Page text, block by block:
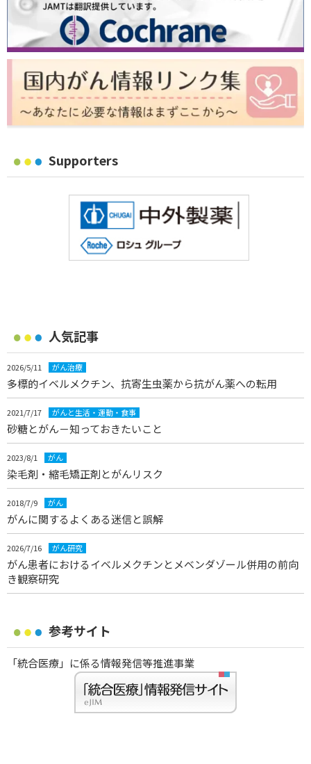
Supporters
人気記事
2026/5/11 がん治療
多標的イベルメクチン、抗寄生虫薬から抗がん薬への転用
2021/7/17 がんと生活・運動・食事
砂糖とがん－知っておきたいこと
2023/8/1 がん
染毛剤・縮毛矯正剤とがんリスク
2018/7/9 がん
がんに関するよくある迷信と誤解
2026/7/16 がん研究
がん患者におけるイベルメクチンとメベンダゾール併用の前向
き観察研究
参考サイト
「統合医療」に係る情報発信等推進事業